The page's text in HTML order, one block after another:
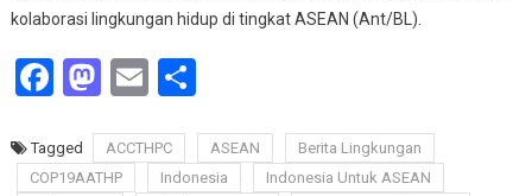
kolaborasi lingkungan hidup di tingkat ASEAN (Ant/BL).
Facebook
Mastodon
EmailShare
Tagged ACCTHPC ASEAN
Berita Lingkungan
COP19AATHP
Indonesia
Indonesia Untuk ASEAN